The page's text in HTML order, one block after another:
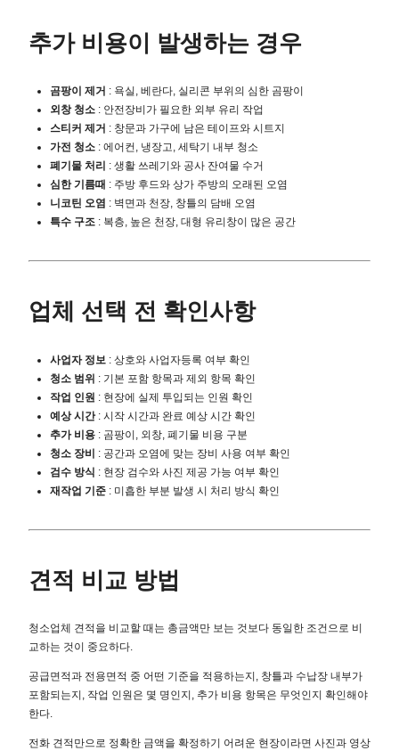
추가 비용이 발생하는 경우
곰팡이 제거 : 욕실, 베란다, 실리콘 부위의 심한 곰팡이
외창 청소 : 안전장비가 필요한 외부 유리 작업
스티커 제거 : 창문과 가구에 남은 테이프와 시트지
가전 청소 : 에어컨, 냉장고, 세탁기 내부 청소
폐기물 처리 : 생활 쓰레기와 공사 잔여물 수거
심한 기름때 : 주방 후드와 상가 주방의 오래된 오염
니코틴 오염 : 벽면과 천장, 창틀의 담배 오염
특수 구조 : 복층, 높은 천장, 대형 유리창이 많은 공간
업체 선택 전 확인사항
사업자 정보 : 상호와 사업자등록 여부 확인
청소 범위 : 기본 포함 항목과 제외 항목 확인
작업 인원 : 현장에 실제 투입되는 인원 확인
예상 시간: 시작 시간과 완료 예상 시간 확인
추가 비용 : 곰팡이, 외창, 폐기물 비용 구분
청소 장비 : 공간과 오염에 맞는 장비 사용 여부 확인
검수 방식 : 현장 검수와 사진 제공 가능 여부 확인
재작업 기준 : 미흡한 부분 발생 시 처리 방식 확인
견적 비교 방법
청소업체 견적을 비교할 때는 총금액만 보는 것보다 동일한 조건으로 비
교하는 것이 중요하다.
공급면적과 전용면적 중 어떤 기준을 적용하는지, 창틀과 수납장 내부가
포함되는지, 작업 인원은 몇 명인지, 추가 비용 항목은 무엇인지 확인해야
한다.
전화 견적만으로 정확한 금액을 확정하기 어려운 현장이라면 사진과 영상